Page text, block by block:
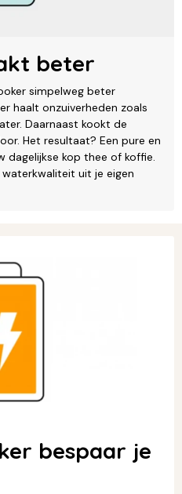
beter
simpelweg beter
haalt onzuiverheden zoals
Daarnaast kookt de
Het resultaat? Een pure en
dagelijkse kop thee of koffie.
uit je eigen
bespaar je